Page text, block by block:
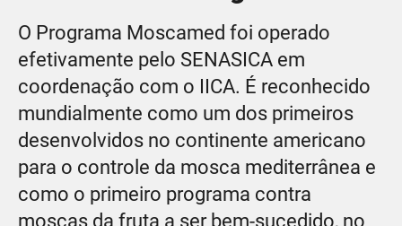
O Programa Moscamed foi operado
efetivamente pelo SENASICA em
coordenação com o IICA. É reconhecido
mundialmente como um dos primeiros
desenvolvidos no continente americano
para o controle da mosca mediterrânea e
como o primeiro programa contra
moscas da fruta a ser bem-sucedido, no